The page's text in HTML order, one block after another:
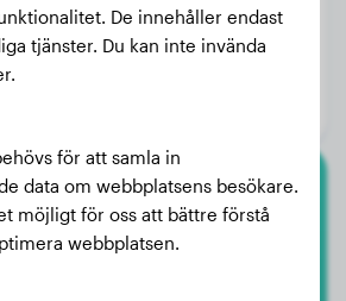
13 kg
Airedaleterrier
Cassy
De innehåller endast
tjänster. Du kan inte invända
för att samla in
data om webbplatsens besökare.
möjligt för oss att bättre förstå
webbplatsen.